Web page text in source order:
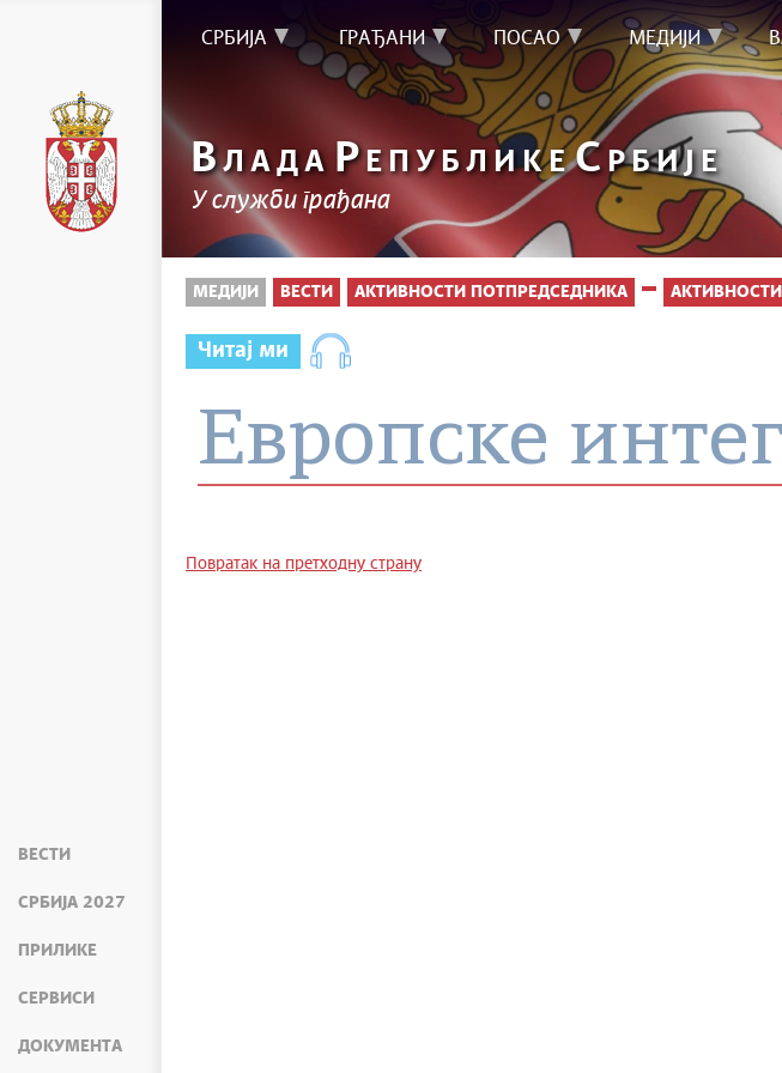
ВЕСТИ
СРБИЈА 2027
ПРИЛИКЕ
СЕРВИСИ
ДОКУМЕНТА
СРБИЈА ГРАЂАНИ ПОСАО МЕДИЈИ
ВЛАДА Р ЕПУБЛИКЕС РБИЈЕ
У служби грађана
МЕДИЈИ ВЕСТИ АКТИВНОСТИ ПОТПРЕДСЕДНИКА
Читај ми
Европске
Повратак на претходну страну